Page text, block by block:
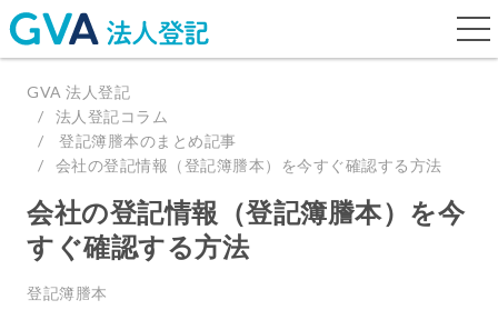
GVA 法人登記
法人登記コラム
登記簿謄本のまとめ記事
会社の登記情報（登記簿謄本）を今すぐ確認する方法
会社の登記情報（登記簿謄本）を今
すぐ確認する方法
登記簿謄本